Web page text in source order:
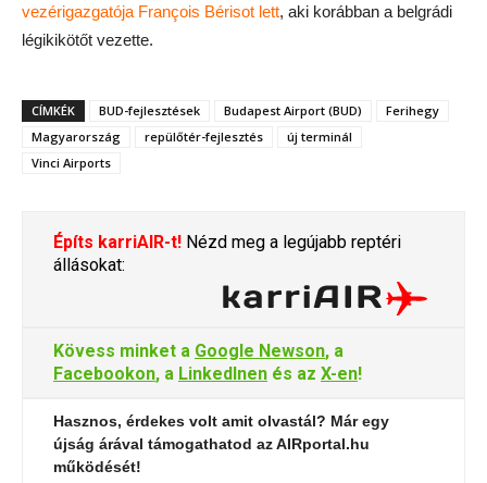
vezérigazgatója François Bérisot lett, aki korábban a belgrádi
légikikötőt vezette.
CÍMKÉK BUD-fejlesztések Budapest Airport (BUD)
Ferihegy
Magyarország
repülőtér-fejlesztés
új terminál
Vinci Airports
Építs karriAIR-t! Nézd meg a legújabb reptéri
állásokat:
Kövess minket a Google Newson, a
Facebookon, a LinkedInen és az X-en!
Hasznos, érdekes volt amit olvastál? Már egy
újság árával támogathatod az AIRportal.hu
működését!